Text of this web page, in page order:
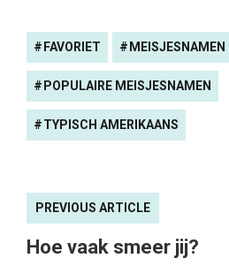
FAVORIET MEISJESNAMEN
POPULAIRE MEISJESNAMEN
TYPISCH AMERIKAANS
PREVIOUS ARTICLE
Hoe vaak smeer jij?